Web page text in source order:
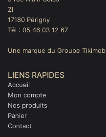
ZI
17180 Périgny
Tél : 05 46 03 12 67
Une marque du Groupe Tikimob
LIENS RAPIDES
Accueil
Mon compte
Nos produits
Panier
Contact